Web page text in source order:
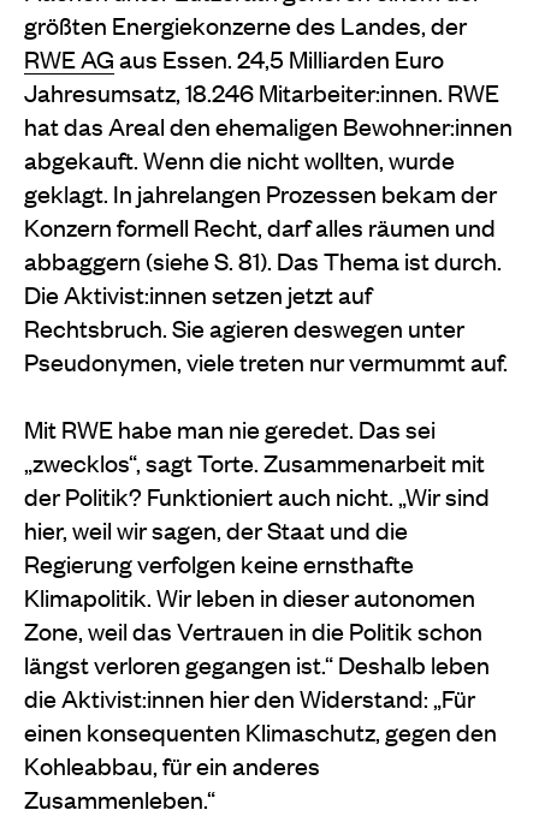
größten Energiekonzerne des Landes, der
RWE AGaus Essen. 24,5 Milliarden Euro
Jahresumsatz, 18.246 Mitarbeiter:innen. RWE
hat das Areal den ehemaligen Bewohner:innen
abgekauft. Wenn die nicht wollten, wurde
geklagt. In jahrelangen Prozessen bekam der
Konzern formell Recht, darf alles räumen und
abbaggern (siehe S. 81). Das Thema ist durch.
Die Aktivist:innen setzen jetzt auf
Rechtsbruch. Sie agieren deswegen unter
Pseudonymen, viele treten nur vermummt auf.
Mit RWE habe man nie geredet. Das sei
„zwecklos“, sagt Torte. Zusammenarbeit mit
der Politik? Funktioniert auch nicht. „Wir sind
hier, weil wir sagen, der Staat und die
Regierung verfolgen keine ernsthafte
Klimapolitik. Wir leben in dieser autonomen
Zone, weil das Vertrauen in die Politik schon
längst verloren gegangen ist.“ Deshalb leben
die Aktivist:innen hier den Widerstand: „Für
einen konsequenten Klimaschutz, gegen den
Kohleabbau, für ein anderes
Zusammenleben.“